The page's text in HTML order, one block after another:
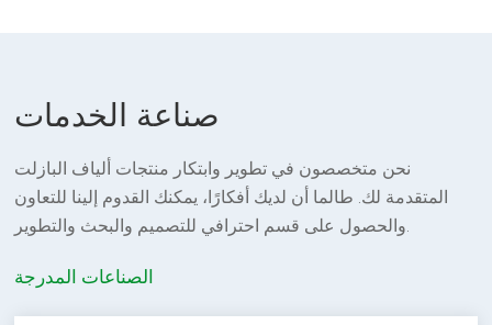
صناعة الخدمات
نحن متخصصون في تطوير وابتكار منتجات ألياف البازلت
المتقدمة لك. طالما أن لديك أفكارًا، يمكنك القدوم إلينا للتعاون
والحصول على قسم احترافي للتصميم والبحث والتطوير.
الصناعات المدرجة